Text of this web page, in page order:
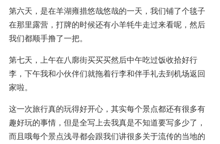
第六天，是在羊湖雍措悠哉悠哉的一天，我们铺了个毯子
在那里露营，打牌的时候还有小羊牦牛走过来看呢，然后
我们都顺手撸了一把。
第七天，上午在八廓街买买买然后中午吃过饭收拾好行
李，下午我和小伙伴们就拖着行李和伴手礼去到机场返回
家啦。
这一次旅行真的玩得好开心，其实每个景点都还有很多有
趣好玩的事情，但是全写上去我真是不知道要写多少了，
而且哦每个景点浅寻都会跟我们讲很多关于流传的当地的